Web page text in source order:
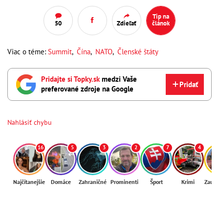
50 Zdieľať
Tip na
článok
Viac o téme: Summit, Čína, NATO, Členské štáty
Pridajte si Topky.skmedzi Vaše
preferované zdroje na Google
Pridať
Nahlásiť chybu
16
Najčítanejšie
5
Domáce
3
Zahraničné
2
Prominenti
7
Šport
4
Krimi